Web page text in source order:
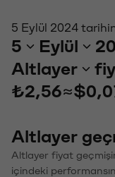
5 Eylül 2024
5 Eylül
Altlayer
₺2,56≈
Altlayer
Altlayer fiyat
içindeki